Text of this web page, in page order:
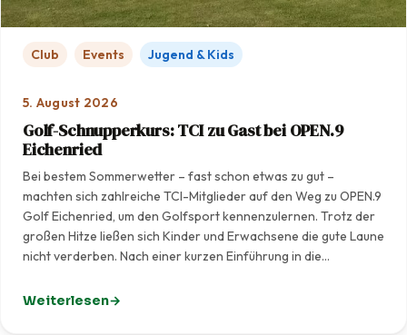
Club Events Jugend & Kids
5. August 2026
Golf-Schnupperkurs: TCI zu Gast bei OPEN.9
Eichenried
Bei bestem Sommerwetter – fast schon etwas zu gut –
machten sich zahlreiche TCI-Mitglieder auf den Weg zu OPEN.9
Golf Eichenried, um den Golfsport kennenzulernen. Trotz der
großen Hitze ließen sich Kinder und Erwachsene die gute Laune
nicht verderben. Nach einer kurzen Einführung in die…
Weiterlesen
: Golf-Schnupperkurs: TCI zu Gast bei OPEN.9